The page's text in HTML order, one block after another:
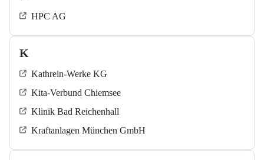
HPC AG
K
Kathrein-Werke KG
Kita-Verbund Chiemsee
Klinik Bad Reichenhall
Kraftanlagen München GmbH